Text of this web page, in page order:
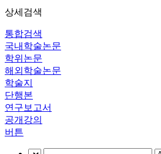
상세검색
통합검색
국내학술논문
학위논문
해외학술논문
학술지
단행본
연구보고서
공개강의
버튼